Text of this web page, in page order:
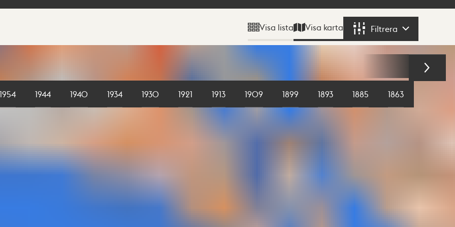
Visa lista Visa karta Filtrera
1954 1944 1940 1934 1930 1921 1913 1909 1899 1893 1885 1863